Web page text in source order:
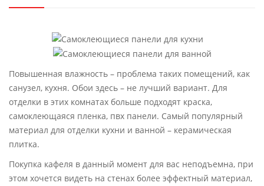
Повышенная влажность – проблема таких помещений, как
санузел, кухня. Обои здесь – не лучший вариант. Для
отделки в этих комнатах больше подходят краска,
самоклеющаяся пленка, пвх панели. Самый популярный
материал для отделки кухни и ванной – керамическая
плитка.
Покупка кафеля в данный момент для вас неподъемна, при
этом хочется видеть на стенах более эффектный материал,